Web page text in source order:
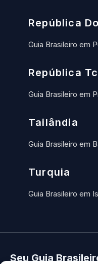
República
Guia Brasileiro em
República
Guia Brasileiro em
Tailândia
Guia Brasileiro em
Turquia
Guia Brasileiro em
Seu Guia